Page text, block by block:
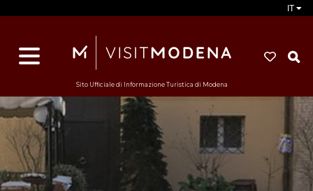
IT
Sito Ufficiale di Informazione Turistica di Modena